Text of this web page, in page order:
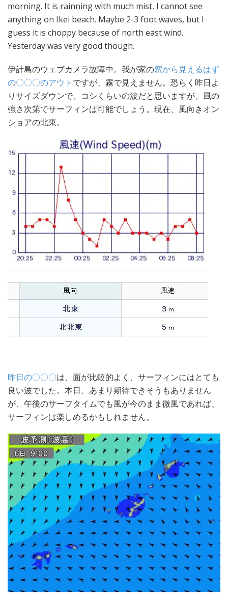
morning. It is rainning with much mist, I cannot see
anything on Ikei beach. Maybe 2-3 foot waves, but I
guess it is choppy because of north east wind.
Yesterday was very good though.
伊計島のウェブカメラ故障中。我が家の窓から見えるはず
の〇〇〇のアウト ですが、霧で見えません。恐らく昨日よ
りサイズダウンで、コシくらいの波だと思いますが、風の
強さ次第でサーフィンは可能でしょう。現在、風向きオン
ショアの北東。
昨日の〇〇〇は、面が比較的よく、サーフィンにはとても
良い波でした。本日、あまり期待できそうもありません
が、午後のサーフタイムでも風が今のまま微風であれば、
サーフィンは楽しめるかもしれません。